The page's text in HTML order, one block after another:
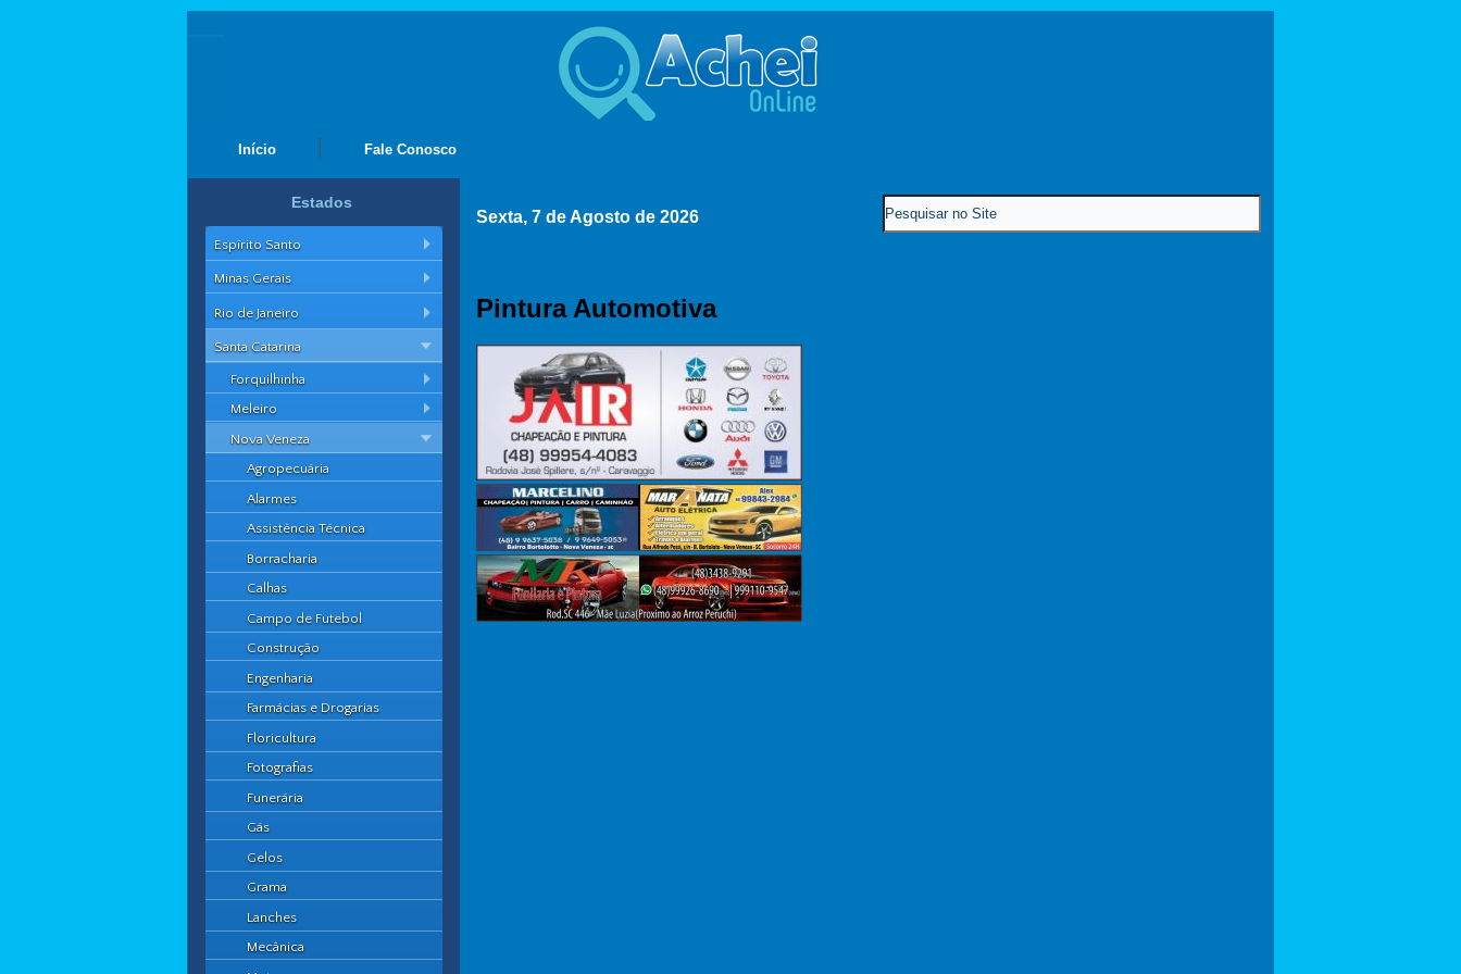
Início Fale Conosco
Estados
Espírito Santo
Minas Gerais
Rio de Janeiro
Santa Catarina
Forquilhinha
Meleiro
Nova Veneza
Agropecuária
Alarmes
Assistência Técnica
Borracharia
Calhas
Campo de Futebol
Construção
Engenharia
Farmácias e Drogarias
Floricultura
Fotografias
Funerária
Gás
Gelos
Grama
Lanches
Mecânica
Sexta, 7 de Agosto de 2026
Pintura Automotiva